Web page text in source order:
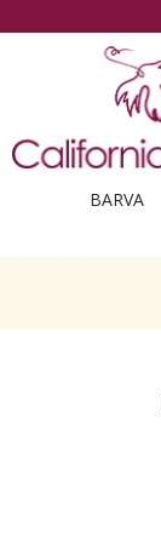
BARVA